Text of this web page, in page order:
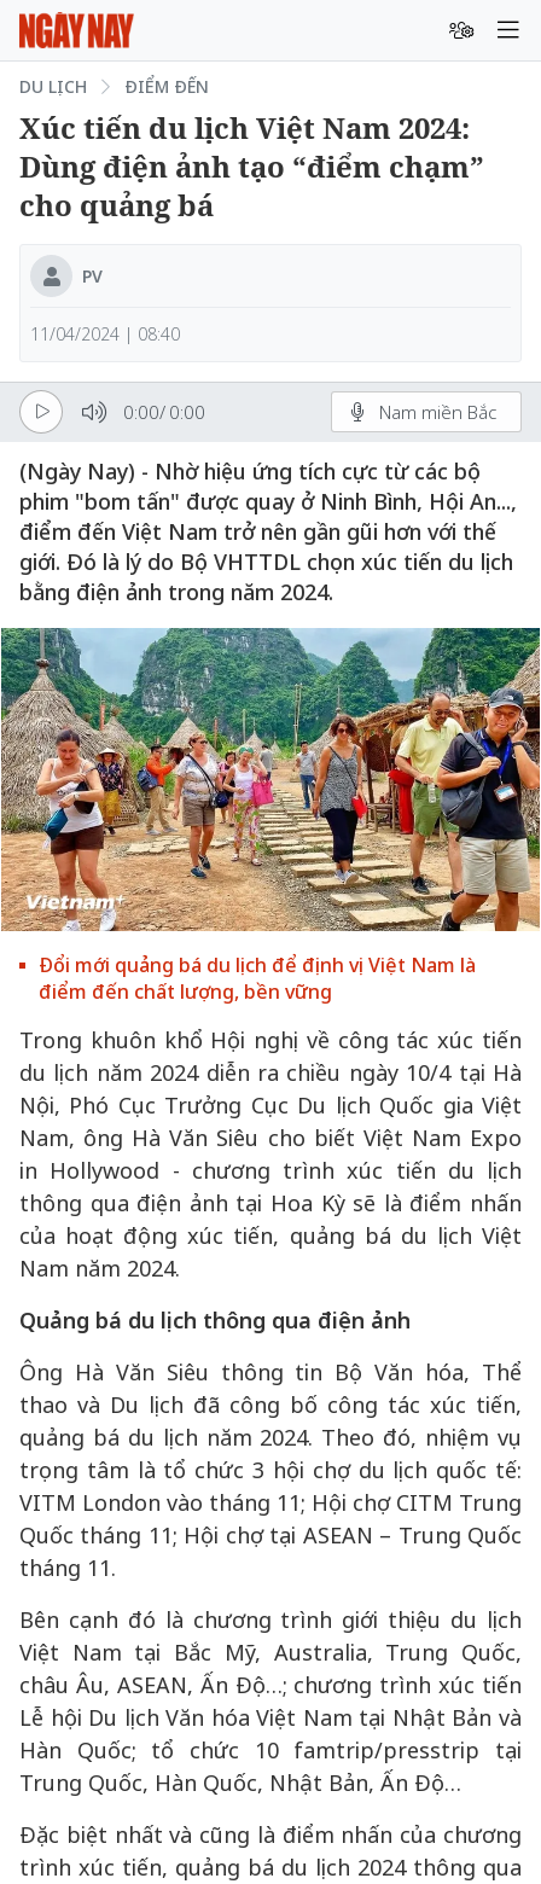
DU LỊCH ĐIỂM ĐẾN
Xúc tiến du lịch Việt Nam 2024:
Dùng điện ảnh tạo “điểm chạm”
cho quảng bá
PV
11/04/2024 | 08:40
0:00/ 0:00 Nam miền Bắc
(Ngày Nay) - Nhờ hiệu ứng tích cực từ các bộ
phim "bom tấn" được quay ở Ninh Bình, Hội An...,
điểm đến Việt Nam trở nên gần gũi hơn với thế
giới. Đó là lý do Bộ VHTTDL chọn xúc tiến du lịch
bằng điện ảnh trong năm 2024.
Đổi mới quảng bá du lịch để định vị Việt Nam là
điểm đến chất lượng, bền vững
Trong khuôn khổ Hội nghị về công tác xúc tiến
du lịch năm 2024 diễn ra chiều ngày 10/4 tại Hà
Nội, Phó Cục Trưởng Cục Du lịch Quốc gia Việt
Nam, ông Hà Văn Siêu cho biết Việt Nam Expo
in Hollywood - chương trình xúc tiến du lịch
thông qua điện ảnh tại Hoa Kỳ sẽ là điểm nhấn
của hoạt động xúc tiến, quảng bá du lịch Việt
Nam năm 2024.
Quảng bá du lịch thông qua điện ảnh
Ông Hà Văn Siêu thông tin Bộ Văn hóa, Thể
thao và Du lịch đã công bố công tác xúc tiến,
quảng bá du lịch năm 2024. Theo đó, nhiệm vụ
trọng tâm là tổ chức 3 hội chợ du lịch quốc tế:
VITM London vào tháng 11; Hội chợ CITM Trung
Quốc tháng 11; Hội chợ tại ASEAN – Trung Quốc
tháng 11.
Bên cạnh đó là chương trình giới thiệu du lịch
Việt Nam tại Bắc Mỹ, Australia, Trung Quốc,
châu Âu, ASEAN, Ấn Độ…; chương trình xúc tiến
Lễ hội Du lịch Văn hóa Việt Nam tại Nhật Bản và
Hàn Quốc; tổ chức 10 famtrip/presstrip tại
Trung Quốc, Hàn Quốc, Nhật Bản, Ấn Độ…
Đặc biệt nhất và cũng là điểm nhấn của chương
trình xúc tiến, quảng bá du lịch 2024 thông qua